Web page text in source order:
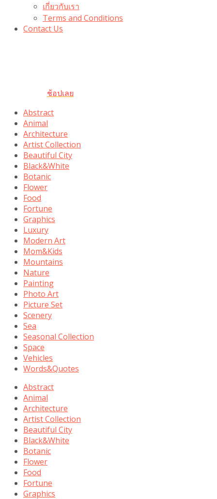
เกี่ยวกับเรา
Terms and Conditions
Contact Us
ช้อปเลย
Abstract
Animal
Architecture
Artist Collection
Beautiful City
Black&White
Botanic
Flower
Food
Fortune
Graphics
Luxury
Modern Art
Mom&Kids
Mountains
Nature
Painting
Photo Art
Picture Set
Scenery
Sea
Seasonal Collection
Space
Vehicles
Words&Quotes
Abstract
Animal
Architecture
Artist Collection
Beautiful City
Black&White
Botanic
Flower
Food
Fortune
Graphics